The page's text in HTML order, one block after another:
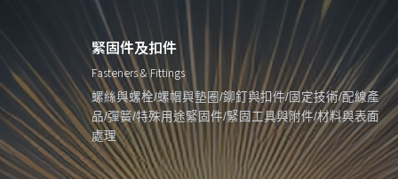
緊固件及扣件
Fasteners & Fittings
螺絲與螺栓/螺帽與墊圈/鉚釘與扣件/固定技術/配線產
品/彈簧/特殊用途緊固件/緊固工具與附件/材料與表面
處理